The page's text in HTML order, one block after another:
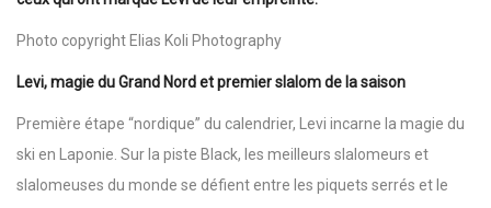
Photo copyright Elias Koli Photography
Levi, magie du Grand Nord et premier slalom de la saison
Première étape “nordique” du calendrier, Levi incarne la magie du
ski en Laponie. Sur la piste Black, les meilleurs slalomeurs et
slalomeuses du monde se défient entre les piquets serrés et le